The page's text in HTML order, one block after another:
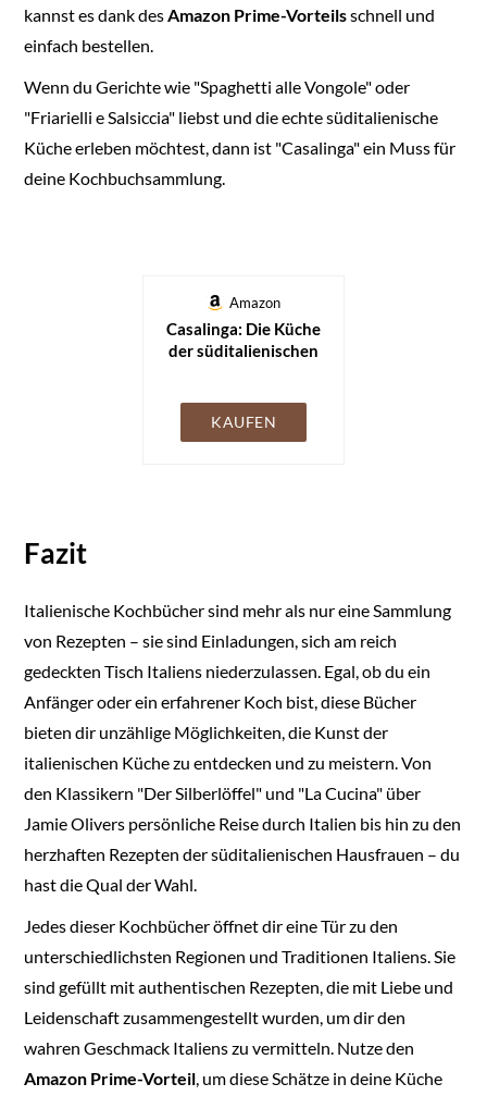
kannst es dank des Amazon Prime-Vorteilsschnell und
einfach bestellen.
Wenn du Gerichte wie "Spaghetti alle Vongole" oder
"Friarielli e Salsiccia" liebst und die echte süditalienische
Küche erleben möchtest, dann ist "Casalinga" ein Muss für
deine Kochbuchsammlung.
Amazon
Casalinga: Die Küche
der süditalienischen
KAUFEN
Fazit
Italienische Kochbücher sind mehr als nur eine Sammlung
von Rezepten – sie sind Einladungen, sich am reich
gedeckten Tisch Italiens niederzulassen. Egal, ob du ein
Anfänger oder ein erfahrener Koch bist, diese Bücher
bieten dir unzählige Möglichkeiten, die Kunst der
italienischen Küche zu entdecken und zu meistern. Von
den Klassikern "Der Silberlöffel" und "La Cucina" über
Jamie Olivers persönliche Reise durch Italien bis hin zu den
herzhaften Rezepten der süditalienischen Hausfrauen – du
hast die Qual der Wahl.
Jedes dieser Kochbücher öffnet dir eine Tür zu den
unterschiedlichsten Regionen und Traditionen Italiens. Sie
sind gefüllt mit authentischen Rezepten, die mit Liebe und
Leidenschaft zusammengestellt wurden, um dir den
wahren Geschmack Italiens zu vermitteln. Nutze den
Amazon Prime-Vorteil, um diese Schätze in deine Küche